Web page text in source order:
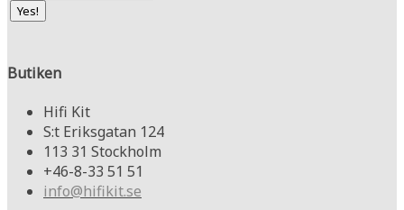
Butiken
Hifi Kit
S:t Eriksgatan 124
113 31 Stockholm
+46-8-33 51 51
info@hifikit.se